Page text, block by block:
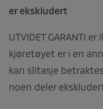
er ekskludert
UTVIDET GARANTI
kjøretøyet er i en
kan slitasje
noen deler ekskludert